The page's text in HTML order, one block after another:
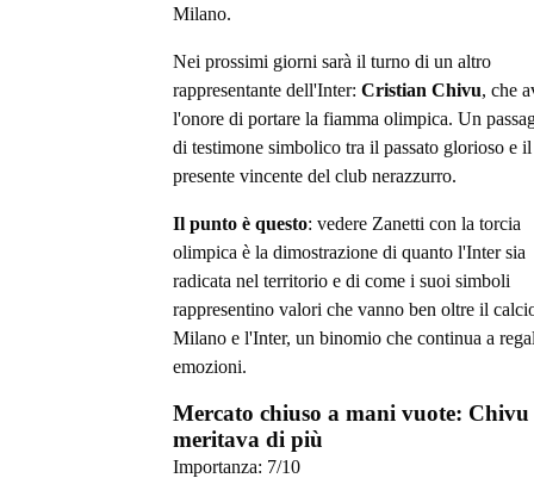
Milano.
Nei prossimi giorni sarà il turno di un altro
rappresentante dell'Inter: Cristian Chivu, che
l'onore di portare la fiamma olimpica. Un
di testimone simbolico tra il passato glorioso e il
presente vincente del club nerazzurro.
Il punto è questo: vedere Zanetti con la torcia
olimpica è la dimostrazione di quanto l'Inter sia
radicata nel territorio e di come i suoi simboli
rappresentino valori che vanno ben oltre il
Milano e l'Inter, un binomio che continua a
emozioni.
Mercato chiuso a mani vuote: Chivu
meritava di più
Importanza: 7/10